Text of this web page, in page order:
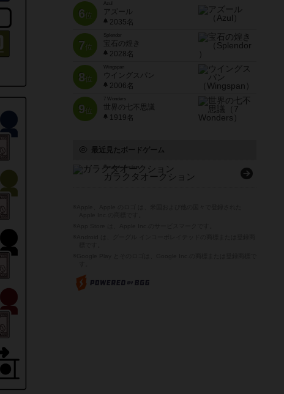
6位
Azul
アズール
2035名
7位
宝石の煌き
2028名
8位
Wingspan
ウイングスパン
2006名
9位
7 Wonders
世界の七不思議
1919名
最近見たボードゲーム
Garakuta Auction
ガラクタオークション